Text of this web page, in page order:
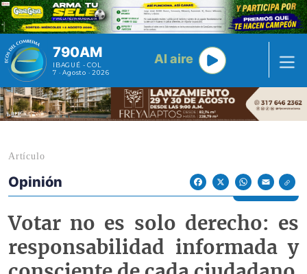
Pasar al contenido principal
790AM
IBAGUÉ - COL
7 · Agosto · 2026
Al aire
Artículo
Econoticias y Eventos
Opinión
FacebookX WhatsAppEmail
Votar no es solo derecho: es
responsabilidad informada y